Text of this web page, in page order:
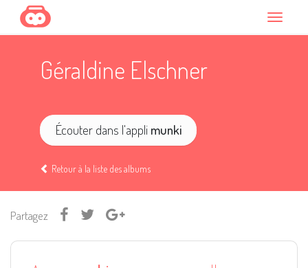
Géraldine Elschner
Écouter dans l'appli munki
Retour à la liste des albums
Partagez